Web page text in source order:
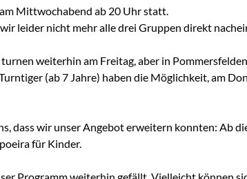
Mittwochabend ab 20 Uhr statt.
leider nicht mehr alle drei Gruppen direkt
weiterhin am Freitag, aber in
(ab 7 Jahre) haben die Möglichkeit, am
dass wir unser Angebot erweitern konnten: Ab
für Kinder.